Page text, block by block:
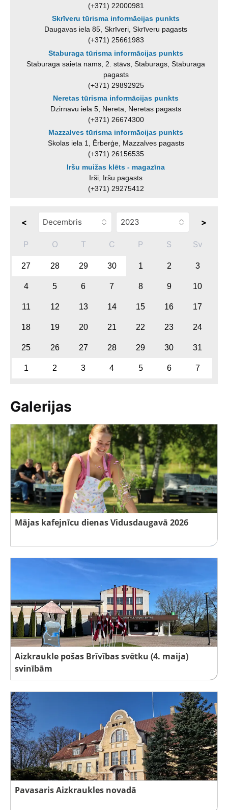
(+371) 22000981
Skrīveru tūrisma informācijas punkts
Daugavas iela 85, Skrīveri, Skrīveru pagasts
(+371) 25661983
Staburaga tūrisma informācijas punkts
Staburaga saieta nams, 2. stāvs, Staburags, Staburaga
pagasts
(+371) 29892925
Neretas tūrisma informācijas punkts
Dzirnavu iela 5, Nereta, Neretas pagasts
(+371) 26674300
Mazzalves tūrisma informācijas punkts
Skolas iela 1, Ērberģe, Mazzalves pagasts
(+371) 26156535
Iršu muižas klēts - magazīna
Irši, Iršu pagasts
(+371) 29275412
< >
P O T C P S Sv
27 28 29 30 1 2 3
4 5 6 7 8 9 10
11 12 13 14 15 16 17
18 19 20 21 22 23 24
25 26 27 28 29 30 31
1 2 3 4 5 6 7
Galerijas
Mājas kafejnīcu dienas Vidusdaugavā 2026
Aizkraukle pošas Brīvības svētku (4. maija)
svinībām
Pavasaris Aizkraukles novadā